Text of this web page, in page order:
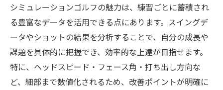
シミュレーションゴルフの魅力は、練習ごとに蓄積され
る豊富なデータを活用できる点にあります。スイングデ
ータやショットの結果を分析することで、自分の成長や
課題を具体的に把握でき、効率的な上達が目指せます。
特に、ヘッドスピード・フェース角・打ち出し方向な
ど、細部まで数値化されるため、改善ポイントが明確に